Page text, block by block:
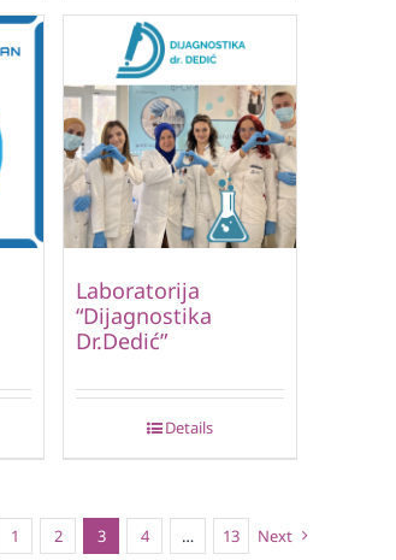
Laboratorija
“Dijagnostika
Dr.Dedić”
Details
1 2 3 4 … 13 Next